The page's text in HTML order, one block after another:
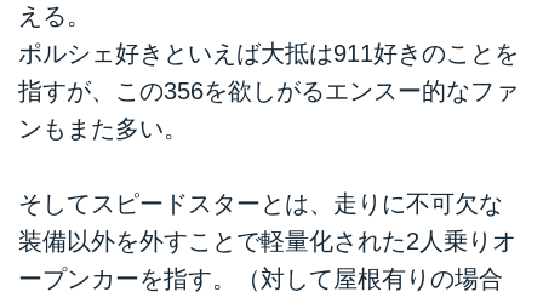
える。
ポルシェ好きといえば大抵は911好きのことを
指すが、この356を欲しがるエンスー的なファ
ンもまた多い。
そしてスピードスターとは、走りに不可欠な
装備以外を外すことで軽量化された2人乗りオ
ープンカーを指す。（対して屋根有りの場合